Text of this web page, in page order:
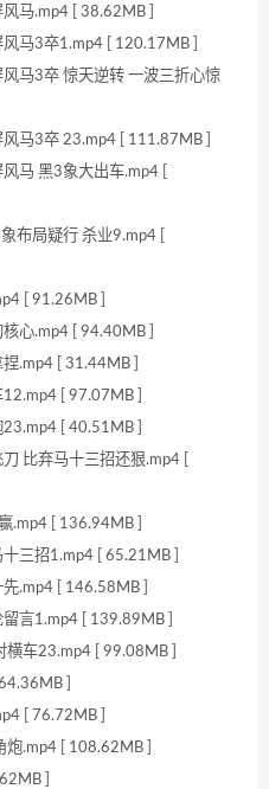
马.mp4 [ 38.62MB ]
马3卒1.mp4 [ 120.17MB ]
风马3卒 惊天逆转 一波三折心惊
马3卒 23.mp4 [ 111.87MB ]
马 黑3象大出车.mp4 [
布局疑行 杀业9.mp4 [
[ 91.26MB ]
心.mp4 [ 94.40MB ]
.mp4 [ 31.44MB ]
[ 97.07MB ]
[ 40.51MB ]
比弃马十三招还狠.mp4 [
.mp4 [ 136.94MB ]
三招1.mp4 [ 65.21MB ]
.mp4 [ 146.58MB ]
言1.mp4 [ 139.89MB ]
横车23.mp4 [ 99.08MB ]
]
[ 76.72MB ]
炮.mp4 [ 108.62MB ]
]